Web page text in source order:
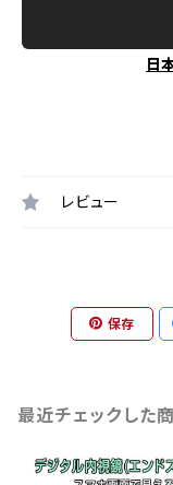
日
レビュー
保存
最近チェックした